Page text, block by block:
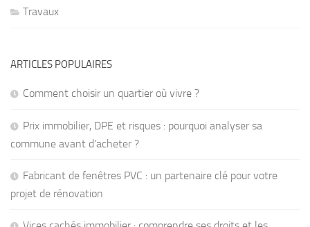
Travaux
ARTICLES POPULAIRES
Comment choisir un quartier où vivre ?
Prix immobilier, DPE et risques : pourquoi analyser sa
commune avant d’acheter ?
Fabricant de fenêtres PVC : un partenaire clé pour votre
projet de rénovation